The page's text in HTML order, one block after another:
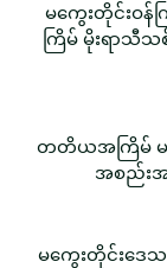
မကွေးတိုင်းဝန်
ကြိမ် မိုးရာသီ
တတိယအကြိမ် မ
အစည်းအ
မကွေးတိုင်းဒေ